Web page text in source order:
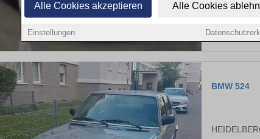
Alle Cookies akzeptieren Alle Cookies
Einstellungen
BMW 524